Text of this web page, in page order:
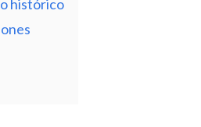
histórico